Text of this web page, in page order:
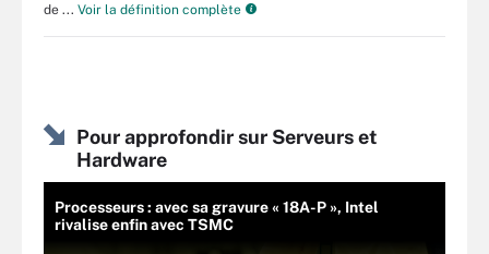
de ... Voir la définition complète
Pour approfondir sur Serveurs et
Hardware
Processeurs : avec sa gravure « 18A-P », Intel
rivalise enfin avec TSMC